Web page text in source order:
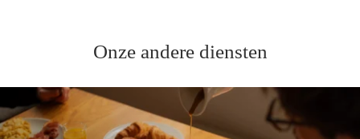
Onze andere diensten